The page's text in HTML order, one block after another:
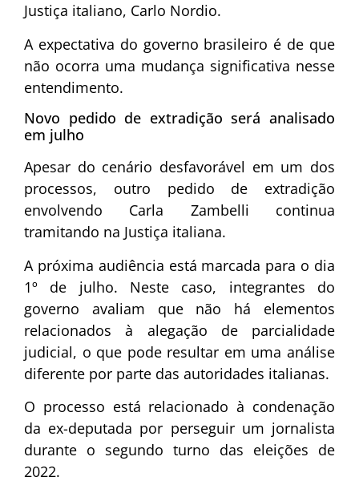
Justiça italiano, Carlo Nordio.
A expectativa do governo brasileiro é de que
não ocorra uma mudança significativa nesse
entendimento.
Novo pedido de extradição será analisado
em julho
Apesar do cenário desfavorável em um dos
processos, outro pedido de extradição
envolvendo Carla Zambelli continua
tramitando na Justiça italiana.
A próxima audiência está marcada para o dia
1º de julho. Neste caso, integrantes do
governo avaliam que não há elementos
relacionados à alegação de parcialidade
judicial, o que pode resultar em uma análise
diferente por parte das autoridades italianas.
O processo está relacionado à condenação
da ex-deputada por perseguir um jornalista
durante o segundo turno das eleições de
2022.